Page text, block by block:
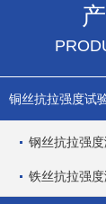
铜丝抗拉强度试
钢丝抗拉强
铁丝抗拉强